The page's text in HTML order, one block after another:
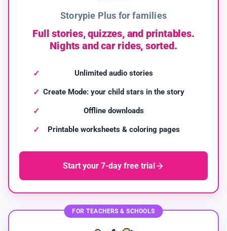
Storypie Plus for families
Full stories, quizzes, and printables.
Nights and car rides, sorted.
Unlimited audio stories
Create Mode: your child stars in the story
Offline downloads
Printable worksheets & coloring pages
Start your 7-day free trial
FOR TEACHERS & SCHOOLS